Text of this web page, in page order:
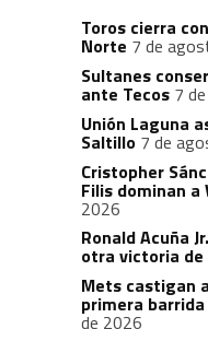
Toros cierra
Norte 7 de
Sultanes
ante Tecos 7
Unión Laguna
Saltillo 7 de
Cristopher
Filis dominan
2026
Ronald Acuña
otra victoria
Mets castigan
primera
de 2026